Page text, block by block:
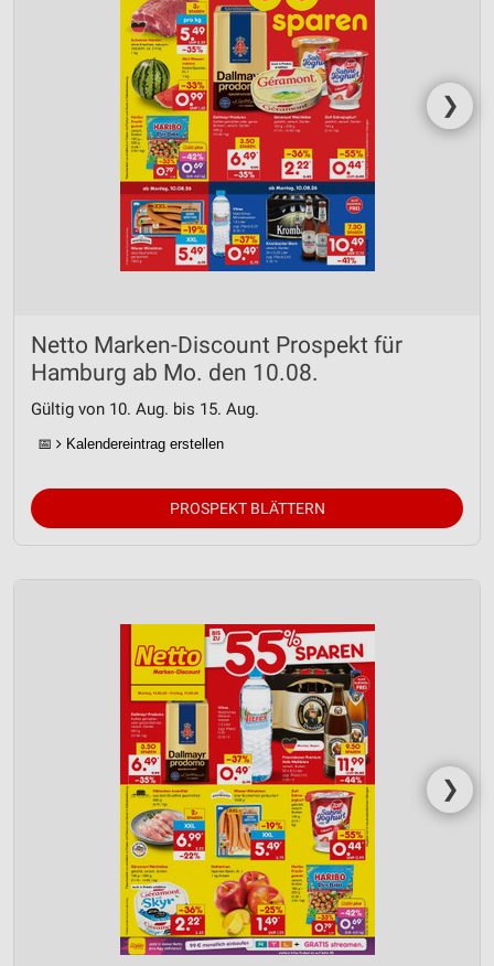
❯
Netto Marken-Discount Prospekt für
Hamburg ab Mo. den 10.08.
Gültig von 10. Aug. bis 15. Aug.
📅 Kalendereintrag erstellen
PROSPEKT BLÄTTERN
❯